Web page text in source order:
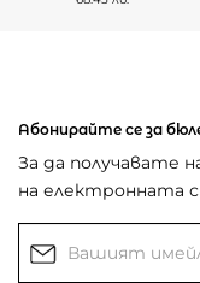
Абонирайте се за
За да получавате
на електронната